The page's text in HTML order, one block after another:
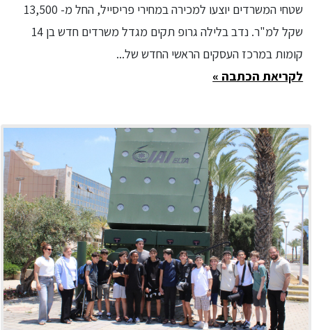
שטחי המשרדים יוצעו למכירה במחירי פריסייל, החל מ- 13,500
שקל למ"ר. נדב בלילה גרופ תקים מגדל משרדים חדש בן 14
קומות במרכז העסקים הראשי החדש של...
לקריאת הכתבה »